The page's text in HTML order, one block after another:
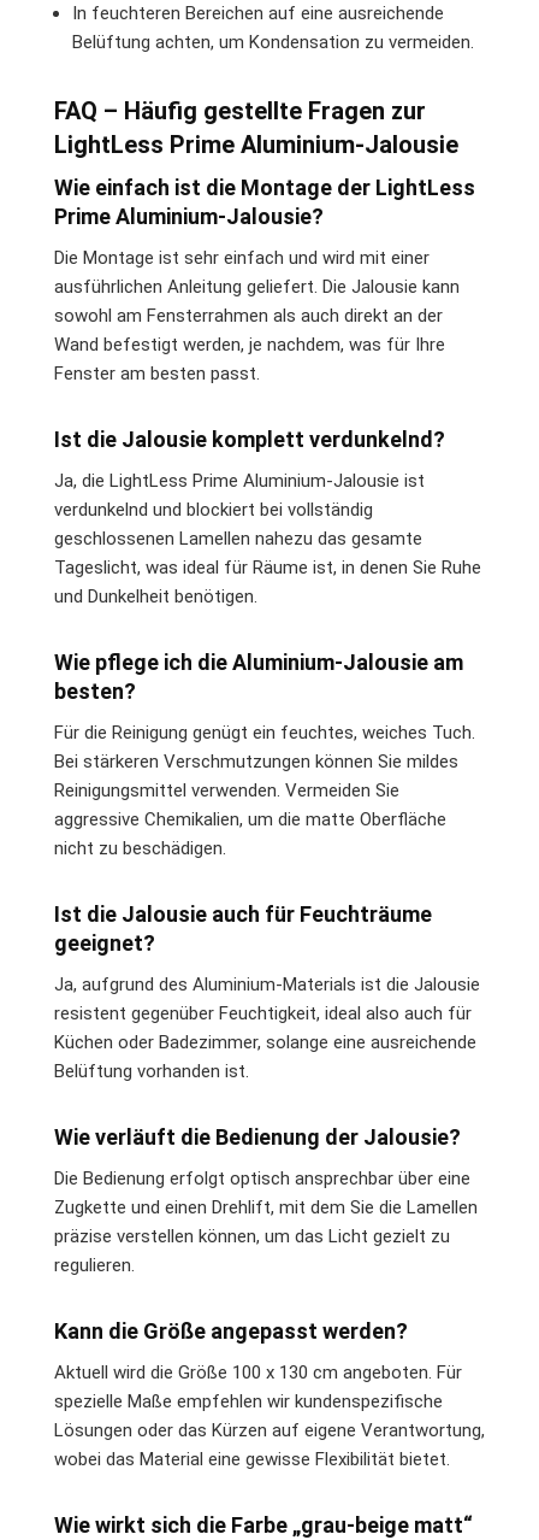
In feuchteren Bereichen auf eine ausreichende
Belüftung achten, um Kondensation zu vermeiden.
FAQ – Häufig gestellte Fragen zur
LightLess Prime Aluminium-Jalousie
Wie einfach ist die Montage der LightLess
Prime Aluminium-Jalousie?
Die Montage ist sehr einfach und wird mit einer
ausführlichen Anleitung geliefert. Die Jalousie kann
sowohl am Fensterrahmen als auch direkt an der
Wand befestigt werden, je nachdem, was für Ihre
Fenster am besten passt.
Ist die Jalousie komplett verdunkelnd?
Ja, die LightLess Prime Aluminium-Jalousie ist
verdunkelnd und blockiert bei vollständig
geschlossenen Lamellen nahezu das gesamte
Tageslicht, was ideal für Räume ist, in denen Sie Ruhe
und Dunkelheit benötigen.
Wie pflege ich die Aluminium-Jalousie am
besten?
Für die Reinigung genügt ein feuchtes, weiches Tuch.
Bei stärkeren Verschmutzungen können Sie mildes
Reinigungsmittel verwenden. Vermeiden Sie
aggressive Chemikalien, um die matte Oberfläche
nicht zu beschädigen.
Ist die Jalousie auch für Feuchträume
geeignet?
Ja, aufgrund des Aluminium-Materials ist die Jalousie
resistent gegenüber Feuchtigkeit, ideal also auch für
Küchen oder Badezimmer, solange eine ausreichende
Belüftung vorhanden ist.
Wie verläuft die Bedienung der Jalousie?
Die Bedienung erfolgt optisch ansprechbar über eine
Zugkette und einen Drehlift, mit dem Sie die Lamellen
präzise verstellen können, um das Licht gezielt zu
regulieren.
Kann die Größe angepasst werden?
Aktuell wird die Größe 100 x 130 cm angeboten. Für
spezielle Maße empfehlen wir kundenspezifische
Lösungen oder das Kürzen auf eigene Verantwortung,
wobei das Material eine gewisse Flexibilität bietet.
Wie wirkt sich die Farbe „grau-beige matt“